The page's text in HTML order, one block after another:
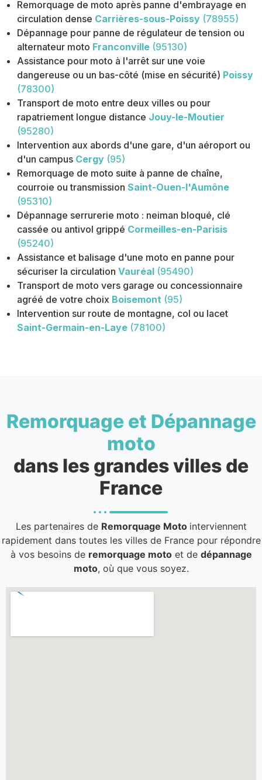
Remorquage de moto après panne d'embrayage en
circulation dense Carrières-sous-Poissy (78955)
Dépannage pour panne de régulateur de tension ou
alternateur moto Franconville (95130)
Assistance pour moto à l'arrêt sur une voie
dangereuse ou un bas-côté (mise en sécurité) Poissy
(78300)
Transport de moto entre deux villes ou pour
rapatriement longue distance Jouy-le-Moutier
(95280)
Intervention aux abords d'une gare, d'un aéroport ou
d'un campus Cergy (95)
Remorquage de moto suite à panne de chaîne,
courroie ou transmission Saint-Ouen-l'Aumône
(95310)
Dépannage serrurerie moto : neiman bloqué, clé
cassée ou antivol grippé Cormeilles-en-Parisis
(95240)
Assistance et balisage d'une moto en panne pour
sécuriser la circulation Vauréal (95490)
Transport de moto vers garage ou concessionnaire
agréé de votre choix Boisemont (95)
Intervention sur route de montagne, col ou lacet
Saint-Germain-en-Laye (78100)
Remorquage et Dépannage
moto
dans les grandes villes de
France
Les partenaires de Remorquage Moto interviennent
rapidement dans toutes les villes de France pour répondre
à vos besoins de remorquage motoet de dépannage
moto, où que vous soyez.